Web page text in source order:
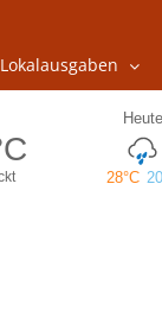
Lokalausgaben